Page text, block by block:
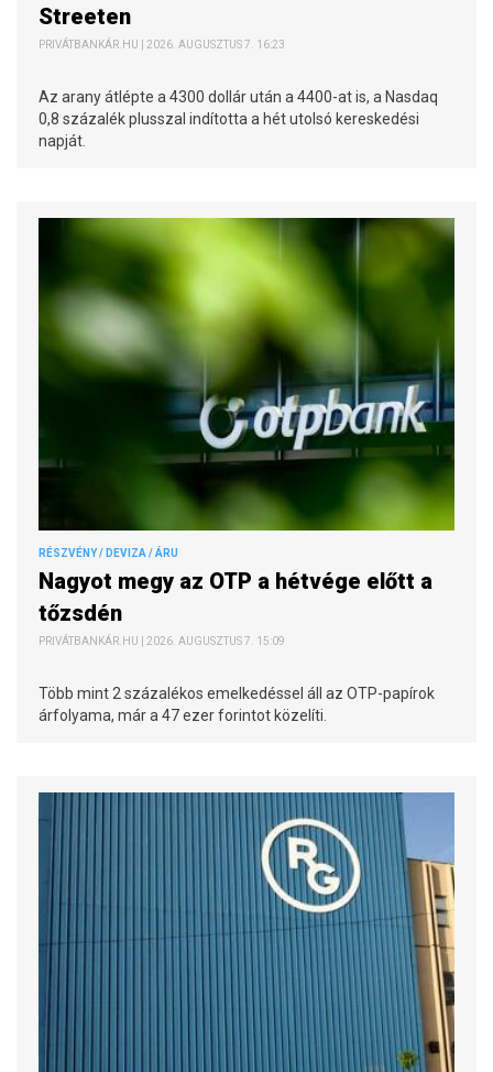
Streeten
PRIVÁTBANKÁR.HU | 2026. AUGUSZTUS 7. 16:23
Az arany átlépte a 4300 dollár után a 4400-at is, a Nasdaq
0,8 százalék plusszal indította a hét utolsó kereskedési
napját.
RÉSZVÉNY / DEVIZA / ÁRU
Nagyot megy az OTP a hétvége előtt a
tőzsdén
PRIVÁTBANKÁR.HU | 2026. AUGUSZTUS 7. 15:09
Több mint 2 százalékos emelkedéssel áll az OTP-papírok
árfolyama, már a 47 ezer forintot közelíti.